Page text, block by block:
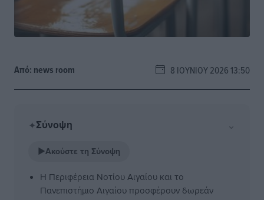
Από: news room 8 ΙΟΥΝΊΟΥ 2026 13:50
✦Σύνοψη ⌄
▶Ακούστε τη Σύνοψη
Η Περιφέρεια Νοτίου Αιγαίου και το
Πανεπιστήμιο Αιγαίου προσφέρουν δωρεάν